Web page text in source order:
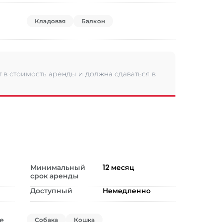
Кладовая Балкон
стоимость аренды и должна сдаваться в
Минимальный
срок аренды
12 месяц
Доступный Немедленно
Собака Кошка